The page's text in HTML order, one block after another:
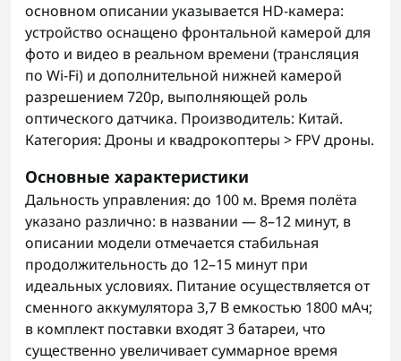
основном описании указывается HD-камера:
устройство оснащено фронтальной камерой для
фото и видео в реальном времени (трансляция
по Wi-Fi) и дополнительной нижней камерой
разрешением 720p, выполняющей роль
оптического датчика. Производитель: Китай.
Категория: Дроны и квадрокоптеры > FPV дроны.
Основные характеристики
Дальность управления: до 100 м. Время полёта
указано различно: в названии — 8–12 минут, в
описании модели отмечается стабильная
продолжительность до 12–15 минут при
идеальных условиях. Питание осуществляется от
сменного аккумулятора 3,7 В емкостью 1800 мАч;
в комплект поставки входят 3 батареи, что
существенно увеличивает суммарное время